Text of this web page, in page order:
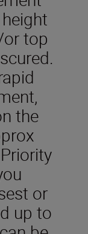
top
the
or
up to